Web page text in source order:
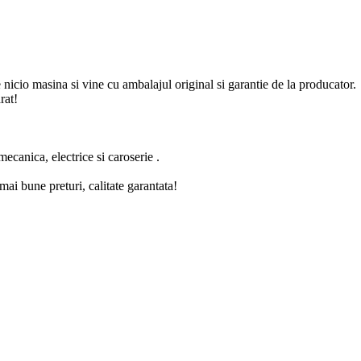
masina si vine cu ambalajul original si garantie de la producator.
electrice si caroserie .
bune preturi, calitate garantata!